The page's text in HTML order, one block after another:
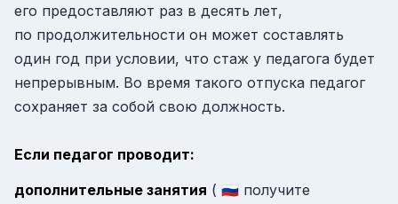
его предоставляют раз в десять лет,
по продолжительности он может составлять
один год при условии, что стаж у педагога будет
непрерывным. Во время такого отпуска педагог
сохраняет за собой свою должность.
Если педагог проводит:
дополнительные занятия ( 🇷🇺 получите